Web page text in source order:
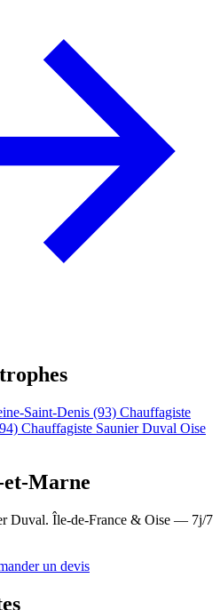
Saint-Denis (93) Chauffagiste
Chauffagiste Saunier Duval Oise
Marne
Duval. Île-de-France & Oise — 7j/7
un devis